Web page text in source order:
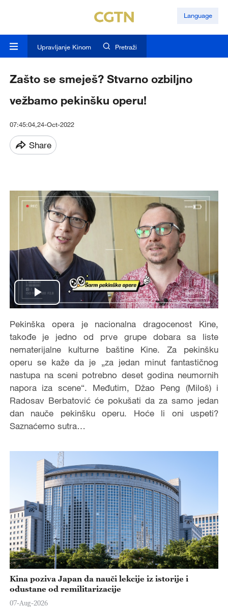
Language
Upravljanje Kinom Pretraži
Zašto se smeješ? Stvarno ozbiljno
vežbamo pekinšku operu!
07:45:04,24-Oct-2022
Share
Play
Video
Pekinška opera je nacionalna dragocenost Kine,
takođe je jedno od prve grupe dobara sa liste
nematerijalne kulturne baštine Kine. Za pekinšku
operu se kaže da je „za jedan minut fantastičnog
nastupa na sceni potrebno deset godina neumornih
napora iza scene“. Međutim, Džao Peng (Miloš) i
Radosav Berbatović će pokušati da za samo jedan
dan nauče pekinšku operu. Hoće li oni uspeti?
Saznaćemo sutra…
Kina poziva Japan da nauči lekcije iz istorije i
odustane od remilitarizacije
07-Aug-2026